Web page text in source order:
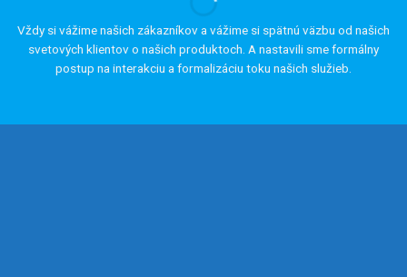
Vždy si vážime našich zákazníkov a vážime si spätnú väzbu od našich
svetových klientov o našich produktoch. A nastavili sme formálny
postup na interakciu a formalizáciu toku našich služieb.